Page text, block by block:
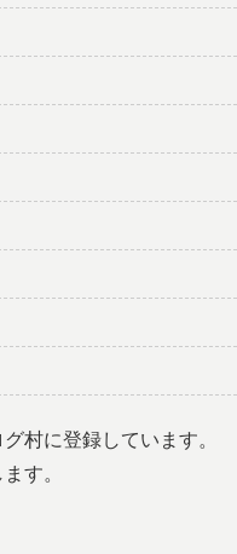
村に登録しています。
す。